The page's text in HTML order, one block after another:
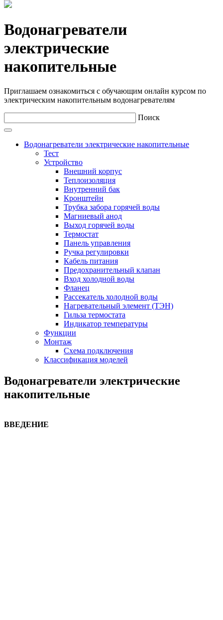
Водонагреватели
электрические
накопительные
Приглашаем ознакомиться с обучающим онлайн курсом по
электрическим накопительным водонагревателям
Поиск
Водонагреватели электрические накопительные
Тест
Устройство
Внешний корпус
Теплоизоляция
Внутренний бак
Кронштейн
Трубка забора горячей воды
Магниевый анод
Выход горячей воды
Термостат
Панель управления
Ручка регулировки
Кабель питания
Предохранительный клапан
Вход холодной воды
Фланец
Рассекатель холодной воды
Нагревательный элемент (ТЭН)
Гильза термостата
Индикатор температуры
Функции
Монтаж
Схема подключения
Классификация моделей
Водонагреватели электрические
накопительные
ВВЕДЕНИЕ